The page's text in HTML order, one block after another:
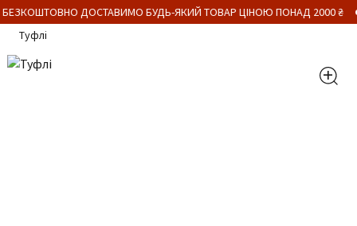
ДОСТАВИМО БУДЬ-ЯКИЙ ТОВАР ЦІНОЮ ПОНАД 2000 ₴
Туфлі